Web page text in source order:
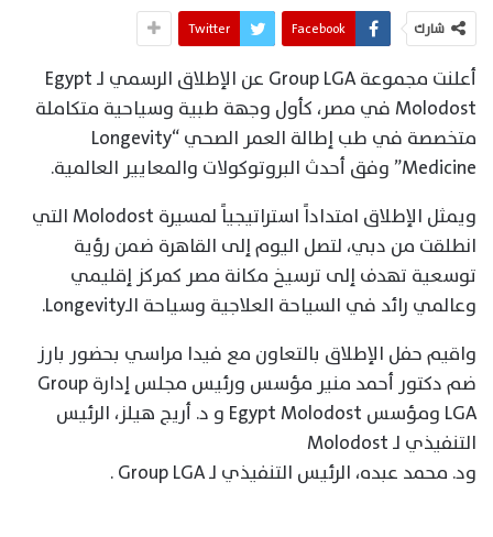
شارك Facebook
Twitter
أعلنت مجموعة Group LGA عن الإطلاق الرسمي لـ Egypt
Molodost في مصر، كأول وجهة طبية وسياحية متكاملة
متخصصة في طب إطالة العمر الصحي “Longevity
Medicine” وفق أحدث البروتوكولات والمعايير العالمية.
ويمثل الإطلاق امتداداً استراتيجياً لمسيرة Molodost التي
انطلقت من دبي، لتصل اليوم إلى القاهرة ضمن رؤية
توسعية تهدف إلى ترسيخ مكانة مصر كمركز إقليمي
وعالمي رائد في السياحة العلاجية وسياحة الـLongevity.
واقيم حفل الإطلاق بالتعاون مع فيدا مراسي بحضور بارز
ضم دكتور أحمد منير مؤسس ورئيس مجلس إدارة Group
LGA ومؤسس Egypt Molodost و د. أريج هيلز، الرئيس
التنفيذي لـ Molodost
ود. محمد عبده، الرئيس التنفيذي لـ Group LGA .